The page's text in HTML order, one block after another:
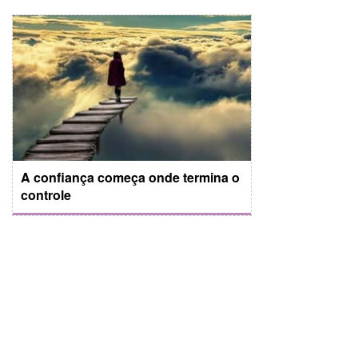
A confiança começa onde termina o
controle